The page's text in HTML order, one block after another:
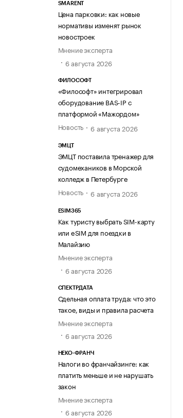
SMARENT
Цена парковки: как новые
нормативы изменят рынок
новостроек
Мнение эксперта
6 августа 2026
ФИЛОСОФТ
«Философт» интегрировал
оборудование BAS-IP с
платформой «Мажордом»
Новость
6 августа 2026
ЭМЦТ
ЭМЦТ поставила тренажер для
судомехаников в Морской
колледж в Петербурге
Новость
6 августа 2026
ESIM365
Как туристу выбрать SIM-карту
или eSIM для поездки в
Малайзию
Мнение эксперта
6 августа 2026
СПЕКТРДАТА
Сдельная оплата труда: что это
такое, виды и правила расчета
Мнение эксперта
6 августа 2026
НЕКО-ФРАНЧ
Налоги во франчайзинге: как
платить меньше и не нарушать
закон
Мнение эксперта
6 августа 2026